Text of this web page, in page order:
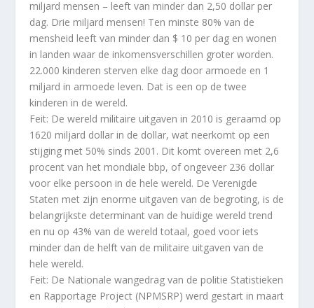
miljard mensen – leeft van minder dan 2,50 dollar per
dag. Drie miljard mensen! Ten minste 80% van de
mensheid leeft van minder dan $ 10 per dag en wonen
in landen waar de inkomensverschillen groter worden.
22.000 kinderen sterven elke dag door armoede en 1
miljard in armoede leven. Dat is een op de twee
kinderen in de wereld.
Feit: De wereld militaire uitgaven in 2010 is geraamd op
1620 miljard dollar in de dollar, wat neerkomt op een
stijging met 50% sinds 2001. Dit komt overeen met 2,6
procent van het mondiale bbp, of ongeveer 236 dollar
voor elke persoon in de hele wereld. De Verenigde
Staten met zijn enorme uitgaven van de begroting, is de
belangrijkste determinant van de huidige wereld trend
en nu op 43% van de wereld totaal, goed voor iets
minder dan de helft van de militaire uitgaven van de
hele wereld.
Feit: De Nationale wangedrag van de politie Statistieken
en Rapportage Project (NPMSRP) werd gestart in maart